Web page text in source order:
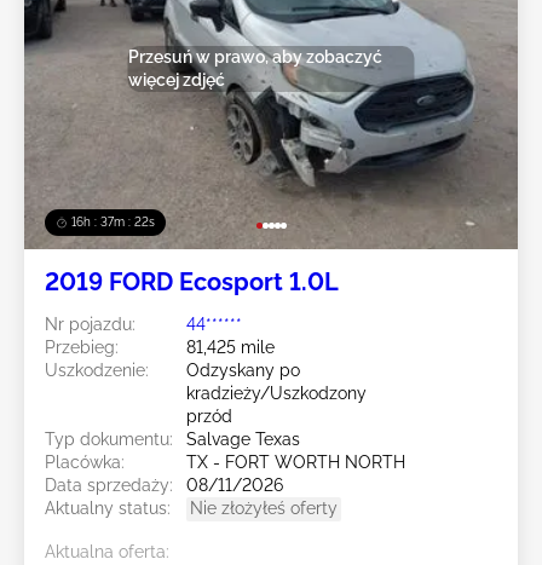
16h : 37m : 19s
Przesuń w prawo, aby zobaczyć
więcej zdjęć
2019 FORD Ecosport 1.0L
Nr pojazdu:
44******
Przebieg:
81,425 mile
Uszkodzenie:
Odzyskany po
kradzieży/Uszkodzony
przód
Typ dokumentu:
Salvage Texas
Placówka:
TX - FORT WORTH NORTH
Data sprzedaży:
08/11/2026
Aktualny status:
Nie złożyłeś oferty
Aktualna oferta: